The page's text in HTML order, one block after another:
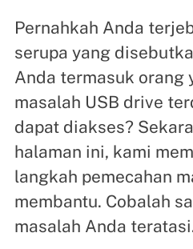
Pernahkah Anda
serupa yang
Anda termasuk orang
masalah USB drive
dapat diakses?
halaman ini, kami
langkah pemecahan
membantu. Cobalah
masalah Anda